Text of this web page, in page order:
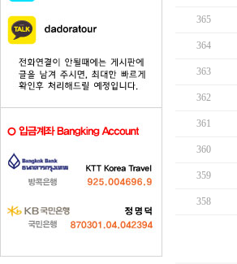
365
364
363
362
361
360
359
358